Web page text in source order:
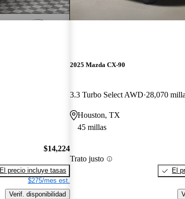
$14,224
El precio incluye tasas
$275/mes est.
Verif. disponibilidad
2025 Mazda CX-90
3.3 Turbo Select AWD 28,070
Houston, TX
45 millas
Trato justo
El